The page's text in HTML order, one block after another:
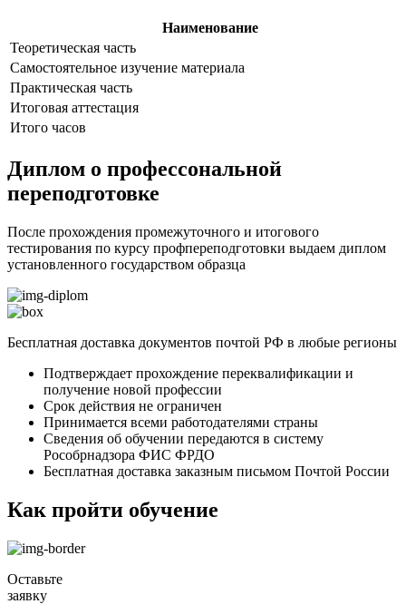
Наименование
Теоретическая часть
Самостоятельное изучение материала
Практическая часть
Итоговая аттестация
Итого часов
Диплом о профессональной
переподготовке
После прохождения промежуточного и итогового
тестирования по курсу профпереподготовки выдаем диплом
установленного государством образца
Бесплатная доставка документов почтой РФ в любые регионы
Подтверждает прохождение переквалификации и
получение новой профессии
Срок действия не ограничен
Принимается всеми работодателями страны
Сведения об обучении передаются в систему
Рособрнадзора ФИС ФРДО
Бесплатная доставка заказным письмом Почтой России
Как пройти обучение
Оставьте
заявку